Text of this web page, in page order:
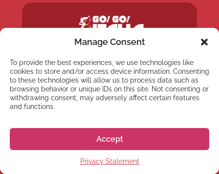
Manage Consent
To provide the best experiences, we use technologies like
cookies to store and/or access device information. Consenting
to these technologies will allow us to process data such as
browsing behavior or unique IDs on this site. Not consenting or
withdrawing consent, may adversely affect certain features
and functions.
Accept
Privacy Statement